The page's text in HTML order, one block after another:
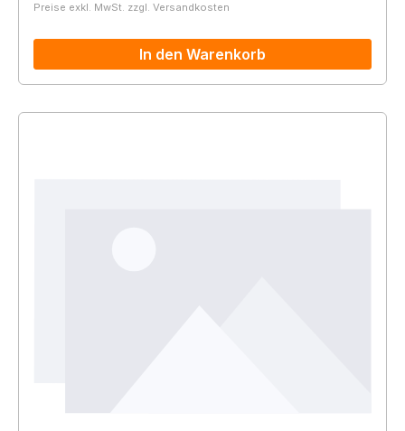
Preise exkl. MwSt. zzgl. Versandkosten
In den Warenkorb